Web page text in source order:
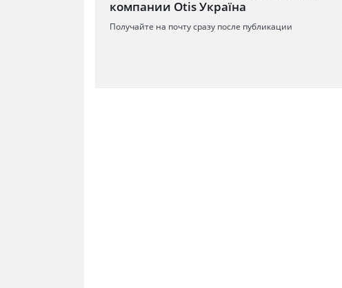
компании Otis Україна
Получайте на почту сразу после публикации